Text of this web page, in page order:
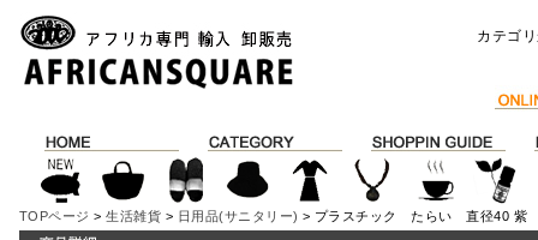
カテゴ
TOPページ >生活雑貨 > 日用品(サニタリー) > プラスチック たらい 直径40 紫